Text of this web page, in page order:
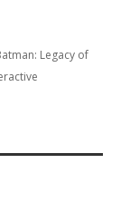
Legacy of